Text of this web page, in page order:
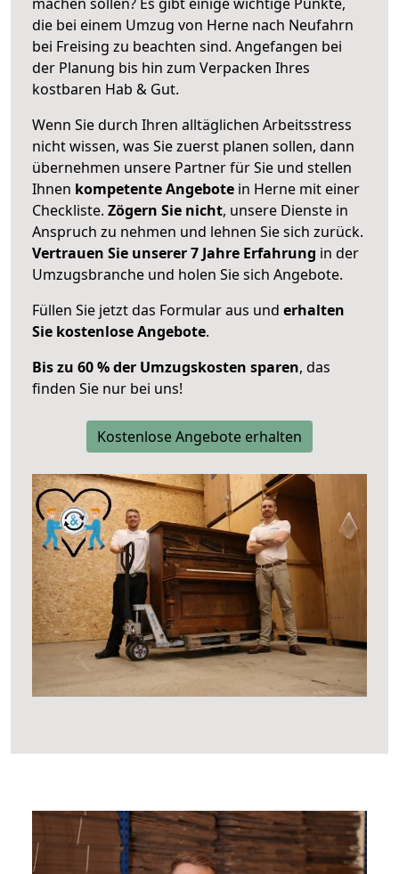
die bei einem Umzug von Herne nach Neufahrn
bei Freising zu beachten sind. Angefangen bei
der Planung bis hin zum Verpacken Ihres
kostbaren Hab & Gut.
Wenn Sie durch Ihren alltäglichen Arbeitsstress
nicht wissen, was Sie zuerst planen sollen, dann
übernehmen unsere Partner für Sie und stellen
Ihnen kompetente Angebote in Herne mit einer
Checkliste. Zögern Sie nicht, unsere Dienste in
Anspruch zu nehmen und lehnen Sie sich zurück.
Vertrauen Sie unserer 7 Jahre Erfahrung in der
Umzugsbranche und holen Sie sich Angebote.
Füllen Sie jetzt das Formular aus und erhalten
Sie kostenlose Angebote.
Bis zu 60 % der Umzugskosten sparen, das
finden Sie nur bei uns!
Kostenlose Angebote erhalten